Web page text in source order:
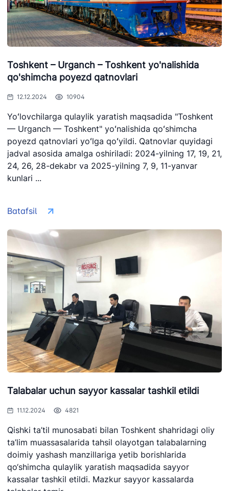
Toshkent – Urganch – Toshkent yo'nalishida
qo'shimcha poyezd qatnovlari
12.12.2024 10904
Yoʻlovchilarga qulaylik yaratish maqsadida "Toshkent
— Urganch — Toshkent" yoʻnalishida qoʻshimcha
poyezd qatnovlari yoʻlga qoʻyildi. Qatnovlar quyidagi
jadval asosida amalga oshiriladi: 2024-yilning 17, 19, 21,
24, 26, 28-dekabr va 2025-yilning 7, 9, 11-yanvar
kunlari ...
Batafsil
Talabalar uchun sayyor kassalar tashkil etildi
11.12.2024 4821
Qishki ta’til munosabati bilan Toshkent shahridagi oliy
ta’lim muassasalarida tahsil olayotgan talabalarning
doimiy yashash manzillariga yetib borishlarida
qo‘shimcha qulaylik yaratish maqsadida sayyor
kassalar tashkil etildi. Mazkur sayyor kassalarda